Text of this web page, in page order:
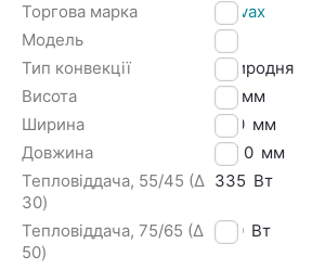
Торгова марка
Polvax
Модель
Ke
Тип конвекції
Природня
Висота
90 мм
Ширина
230 мм
Довжина
2250 мм
Тепловіддача, 55/45 (Δ
30)
335 Вт
Тепловіддача, 75/65 (Δ
50)
670 Вт